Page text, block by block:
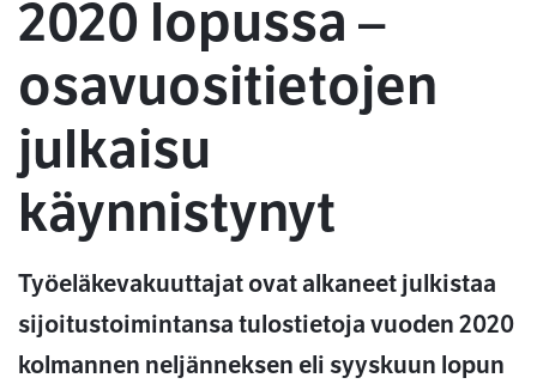
2020 lopussa –
osavuositietojen
julkaisu
käynnistynyt
Työeläkevakuuttajat ovat alkaneet julkistaa
sijoitustoimintansa tulostietoja vuoden 2020
kolmannen neljänneksen eli syyskuun lopun